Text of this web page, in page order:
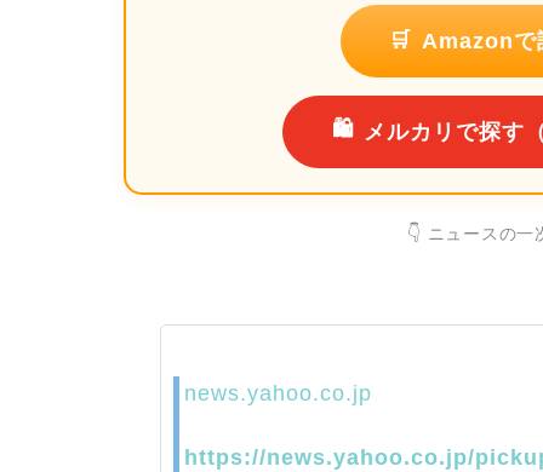
🛒 Amazonで
🛍️ メルカリで探す
👇 ニュースの一
news.yahoo.co.jp
https://news.yahoo.co.jp/